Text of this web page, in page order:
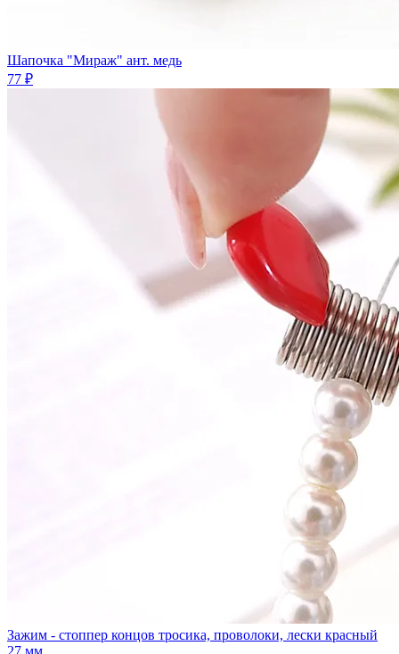
Шапочка "Мираж" ант. медь
77 ₽
Зажим - стоппер концов тросика, проволоки, лески красный
27 мм